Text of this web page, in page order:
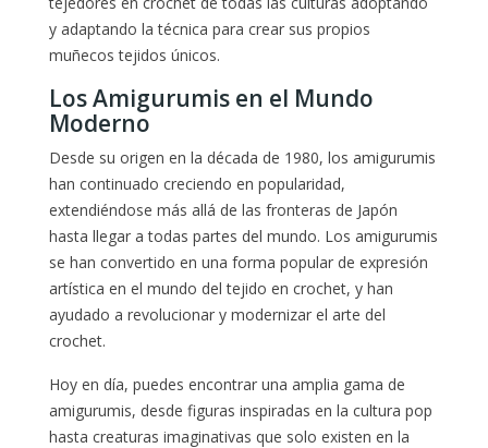
y adaptando la técnica para crear sus propios
muñecos tejidos únicos.
Los Amigurumis en el Mundo
Moderno
Desde su origen en la década de 1980, los amigurumis
han continuado creciendo en popularidad,
extendiéndose más allá de las fronteras de Japón
hasta llegar a todas partes del mundo. Los amigurumis
se han convertido en una forma popular de expresión
artística en el mundo del tejido en crochet, y han
ayudado a revolucionar y modernizar el arte del
crochet.
Hoy en día, puedes encontrar una amplia gama de
amigurumis, desde figuras inspiradas en la cultura pop
hasta creaturas imaginativas que solo existen en la